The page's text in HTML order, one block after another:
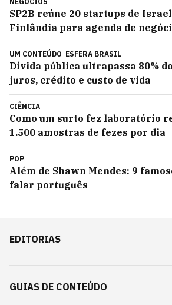
SP2B reúne 20 startups de
Finlândia para agenda de
UM CONTEÚDO ESFERA BRASIL
Dívida pública ultrapassa 80%
juros, crédito e custo de vida
CIÊNCIA
Como um surto fez laboratório
1.500 amostras de fezes por dia
POP
Além de Shawn Mendes: 9
falar português
EDITORIAS
GUIAS DE CONTEÚDO